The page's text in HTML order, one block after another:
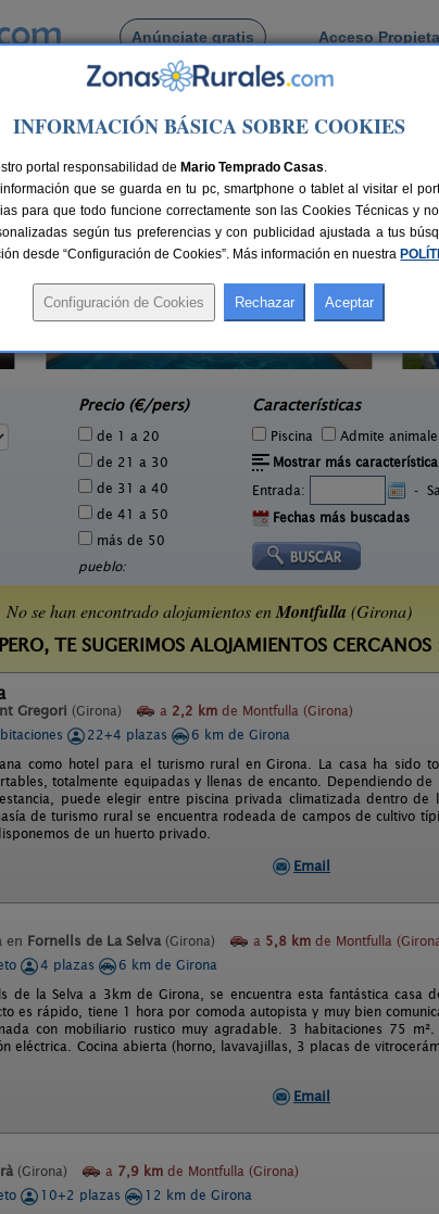
Anúnciate gratis Acceso
Busca por pueblo
El Solei
Precio (€/pers)
de 1 a 20
de 21 a 30
de 31 a 40
de 41 a 50
más de 50
pueblo:
Características
Piscina Admite
Mostrar más
Entrada:
-
Fechas más buscadas
No se han encontrado alojamientos enMontfulla (Girona)
TE SUGERIMOS ALOJAMIENTOS CERCANOS
Gregori (Girona) a 2,2 km de Montfulla (Girona)
22+4 plazas
6 km de Girona
como hotel para el turismo rural en Girona. La casa ha sido
totalmente equipadas y llenas de encanto. Dependiendo
puede elegir entre piscina privada climatizada dentro de
de turismo rural se encuentra rodeada de campos de cultivo
de un huerto privado.
Email
en Fornells de La Selva (Girona) a 5,8 km de Montfulla
4 plazas
6 km de Girona
de la Selva a 3km de Girona, se encuentra esta fantástica casa
es rápido, tiene 1 hora por comoda autopista y muy bien
con mobiliario rustico muy agradable. 3 habitaciones 75
eléctrica. Cocina abierta (horno, lavavajillas, 3 placas de
Email
(Girona) a 7,9 km de Montfulla (Girona)
10+2 plazas
12 km de Girona
INFORMACIÓN BÁSICA SOBRE COOKIES
portal responsabilidad de Mario Temprado Casas.
que se guarda en tu pc, smartphone o tablet al visitar el
para que todo funcione correctamente son las Cookies Técnicas y
según tus preferencias y con publicidad ajustada a tus
desde “Configuración de Cookies”. Más información en nuestra